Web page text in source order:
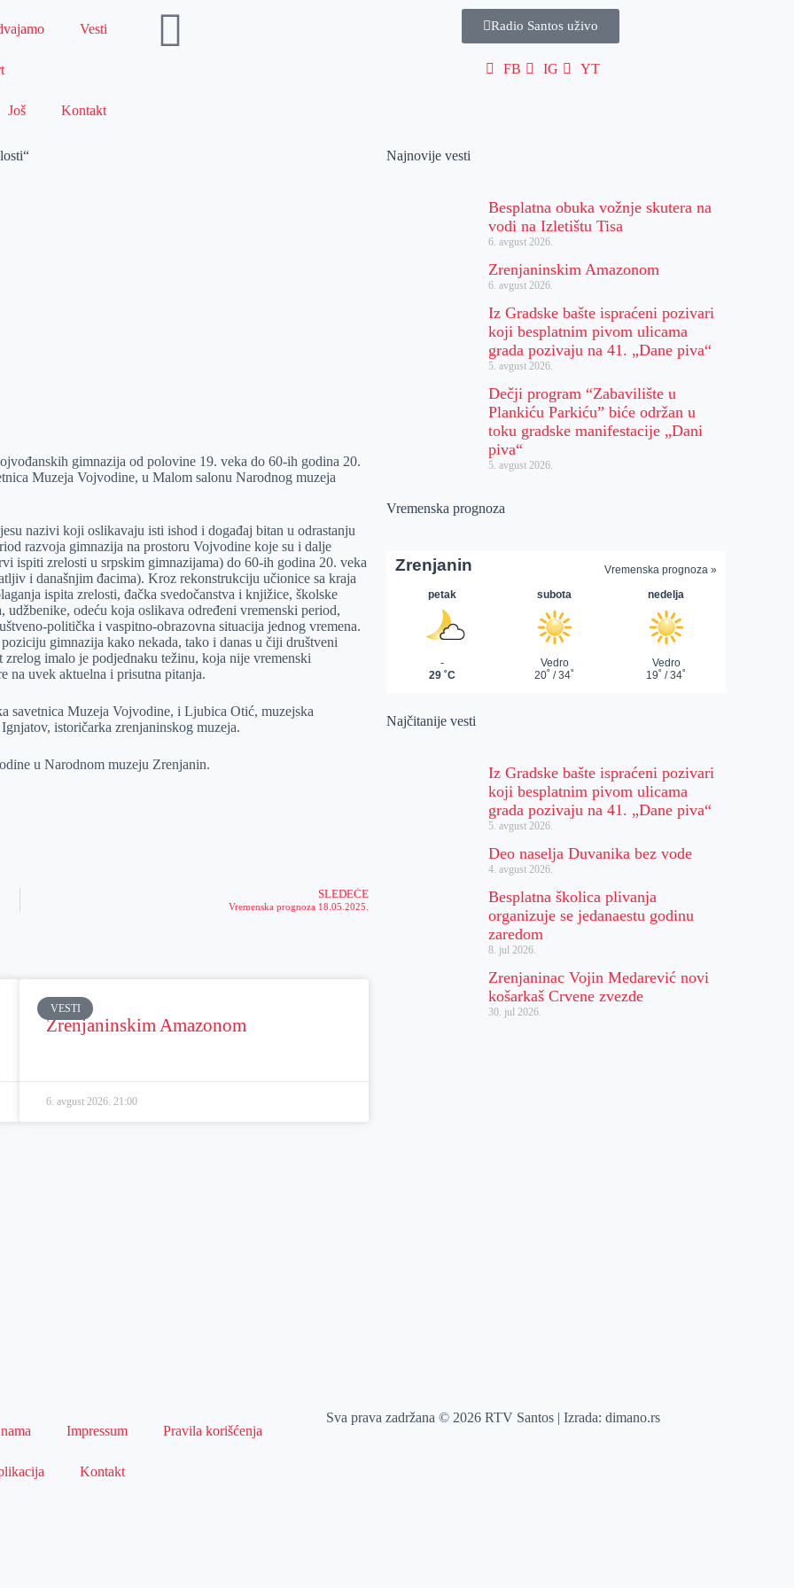
Vesti
Još Kontakt
Radio Santos uživo
FB IG YT
gimnazija od polovine 19. veka do 60-ih godina 20.
Muzeja Vojvodine, u Malom salonu Narodnog muzeja
nazivi koji oslikavaju isti ishod i događaj bitan u odrastanju
razvoja gimnazija na prostoru Vojvodine koje su i dalje
ispiti zrelosti u srpskim gimnazijama) do 60-ih godina 20. veka
i današnjim đacima). Kroz rekonstrukciju učionice sa kraja
ispita zrelosti, đačka svedočanstva i knjižice, školske
udžbenike, odeću koja oslikava određeni vremenski period,
politička i vaspitno-obrazovna situacija jednog vremena.
gimnazija kako nekada, tako i danas u čiji društveni
imalo je podjednaku težinu, koja nije vremenski
na uvek aktuelna i prisutna pitanja.
savetnica Muzeja Vojvodine, i Ljubica Otić, muzejska
istoričarka zrenjaninskog muzeja.
u Narodnom muzeju Zrenjanin.
SLEDEĆE
Vremenska prognoza 18.05.2025.
VESTI
Zrenjaninskim Amazonom
6. avgust 2026. 21:00
Najnovije vesti
Besplatna obuka vožnje skutera na
vodi na Izletištu Tisa
6. avgust 2026.
Zrenjaninskim Amazonom
6. avgust 2026.
Iz Gradske bašte ispraćeni pozivari
koji besplatnim pivom ulicama
grada pozivaju na 41. „Dane piva“
5. avgust 2026.
Dečji program “Zabavilište u
Plankiću Parkiću” biće održan u
toku gradske manifestacije „Dani
piva“
5. avgust 2026.
Vremenska prognoza
Najčitanije vesti
Iz Gradske bašte ispraćeni pozivari
koji besplatnim pivom ulicama
grada pozivaju na 41. „Dane piva“
5. avgust 2026.
Deo naselja Duvanika bez vode
4. avgust 2026.
Besplatna školica plivanja
organizuje se jedanaestu godinu
zaredom
8. jul 2026.
Zrenjaninac Vojin Medarević novi
košarkaš Crvene zvezde
30. jul 2026.
Impressum Pravila korišćenja
Kontakt
Sva prava zadržana © 2026 RTV Santos | Izrada:dimano.rs